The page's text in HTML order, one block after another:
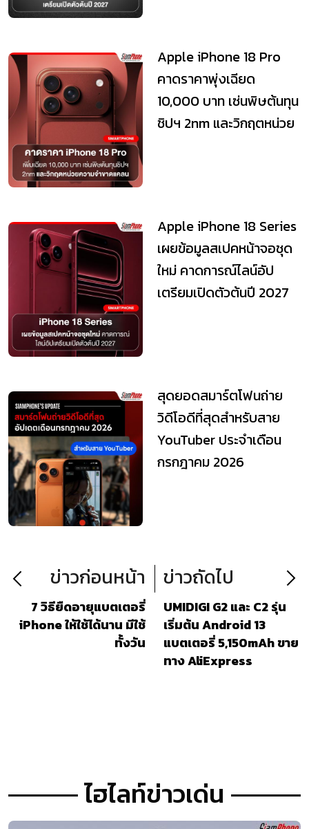
Apple iPhone 18 Pro
คาดราคาพุ่งเฉียด
10,000 บาท เซ่นพิษต้นทุน
ชิปฯ 2nm และวิกฤตหน่วย
Apple iPhone 18 Series
เผยข้อมูลสเปคหน้าจอชุด
ใหม่ คาดการณ์ไลน์อัป
เตรียมเปิดตัวต้นปี 2027
สุดยอดสมาร์ตโฟนถ่าย
วิดีโอดีที่สุดสำหรับสาย
YouTuber ประจำเดือน
กรกฎาคม 2026
ข่าวก่อนหน้า
7 วิธียืดอายุแบตเตอรี่
iPhone ให้ใช้ได้นาน มีใช้
ทั้งวัน
ข่าวถัดไป
UMIDIGI G2 และ C2 รุ่น
เริ่มต้น Android 13
แบตเตอรี่ 5,150mAh ขาย
ทาง AliExpress
ไฮไลท์ข่าวเด่น